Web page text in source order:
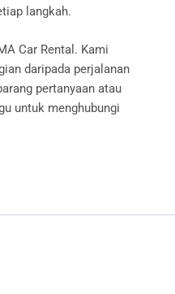
langkah.
Car Rental. Kami
daripada perjalanan
pertanyaan atau
untuk menghubungi